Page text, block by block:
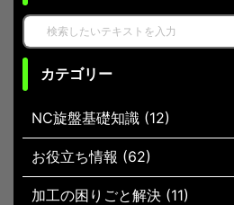
カテゴリー
NC旋盤基礎知識 (12)
お役立ち情報 (62)
加工の困りごと解決 (11)